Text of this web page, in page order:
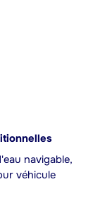
navigable,
véhicule